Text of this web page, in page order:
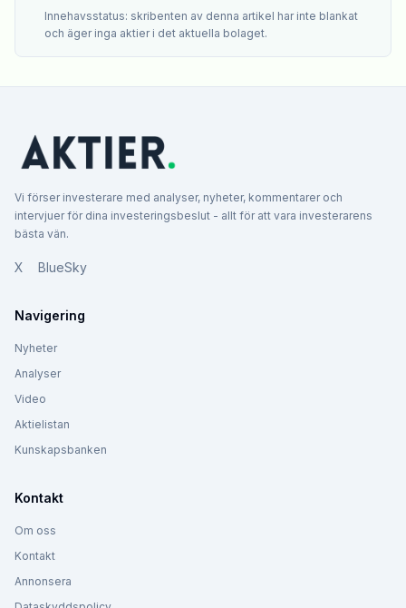
Innehavsstatus: skribenten av denna artikel har inte blankat
och äger inga aktier i det aktuella bolaget.
Vi förser investerare med analyser, nyheter, kommentarer och
intervjuer för dina investeringsbeslut - allt för att vara investerarens
bästa vän.
X BlueSky
Navigering
Nyheter
Analyser
Video
Aktielistan
Kunskapsbanken
Kontakt
Om oss
Kontakt
Annonsera